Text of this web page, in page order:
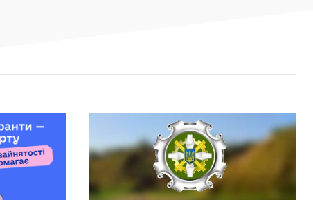
Світлана Карпенко: «Ми втратили
територію роботи, але не втратили
своїх людей». Як редакція газети
«Трудової слави» відновила роботу
після релокації, сформувала нову
мультимедійну команду та шукає
модель майбутнього